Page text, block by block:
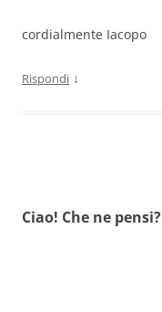
cordialmente Iacopo
Rispondi ↓
Ciao! Che ne pensi?